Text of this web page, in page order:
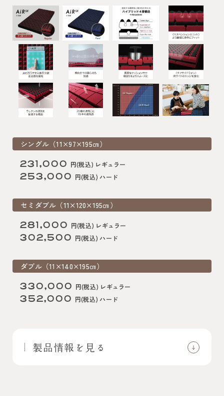
シングル（11×97×195㎝）
231,000 円(税込) レギュラー
253,000 円(税込) ハード
セミダブル（11×120×195㎝）
281,000 円(税込) レギュラー
302,500 円(税込) ハード
ダブル（11×140×195㎝）
330,000 円(税込) レギュラー
352,000 円(税込) ハード
製品情報を見る